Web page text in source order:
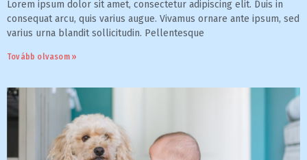
Lorem ipsum dolor sit amet, consectetur adipiscing elit. Duis in
consequat arcu, quis varius augue. Vivamus ornare ante ipsum, sed
varius urna blandit sollicitudin. Pellentesque
Tovább olvasom »